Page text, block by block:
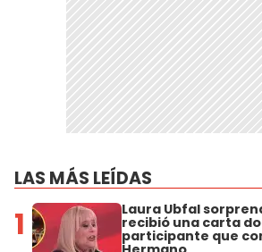
LAS MÁS LEÍDAS
1 Laura Ubfal
recibió una carta
participante que